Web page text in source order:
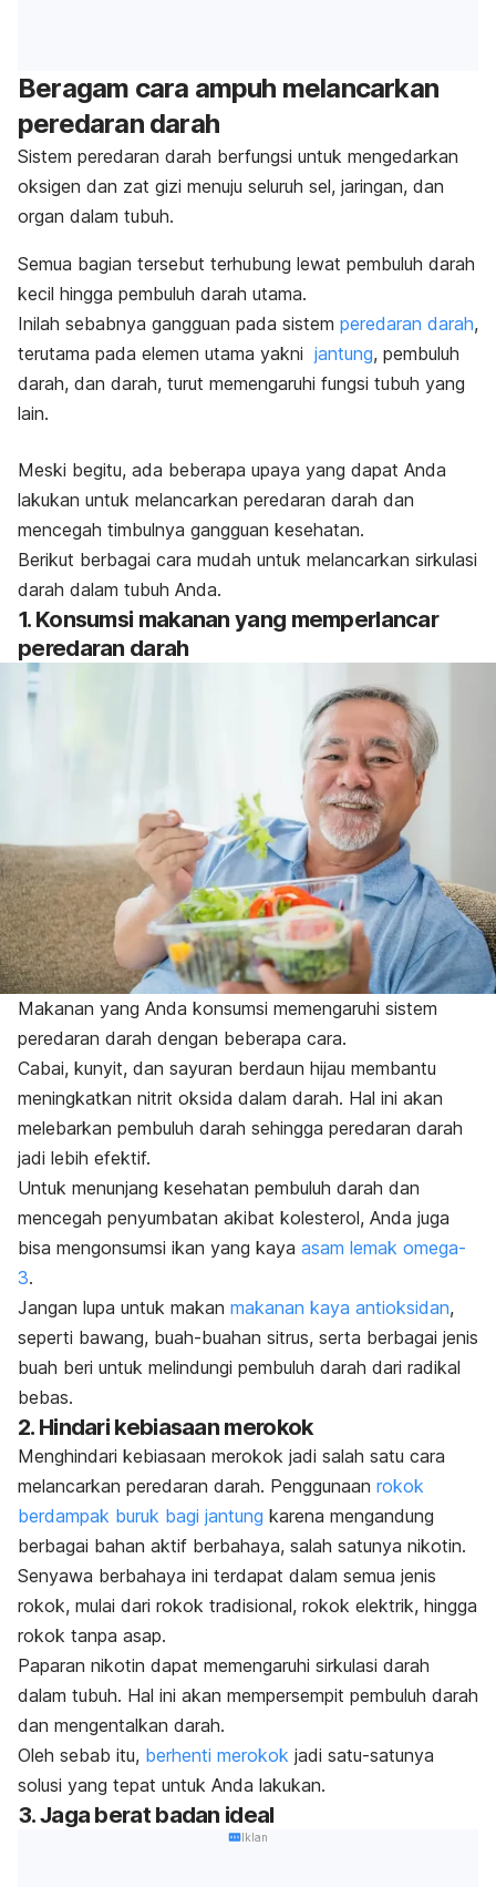
Beragam cara ampuh melancarkan
peredaran darah
Sistem peredaran darah berfungsi untuk mengedarkan
oksigen dan zat gizi menuju seluruh sel, jaringan, dan
organ dalam tubuh.
Semua bagian tersebut terhubung lewat pembuluh darah
kecil hingga pembuluh darah utama.
Inilah sebabnya gangguan pada sistem peredaran darah,
terutama pada elemen utama yakni jantung, pembuluh
darah, dan darah, turut memengaruhi fungsi tubuh yang
lain.
Meski begitu, ada beberapa upaya yang dapat Anda
lakukan untuk melancarkan peredaran darah dan
mencegah timbulnya gangguan kesehatan.
Berikut berbagai cara mudah untuk melancarkan sirkulasi
darah dalam tubuh Anda.
1. Konsumsi makanan yang memperlancar
peredaran darah
Makanan yang Anda konsumsi memengaruhi sistem
peredaran darah dengan beberapa cara.
Cabai, kunyit, dan sayuran berdaun hijau membantu
meningkatkan nitrit oksida dalam darah. Hal ini akan
melebarkan pembuluh darah sehingga peredaran darah
jadi lebih efektif.
Untuk menunjang kesehatan pembuluh darah dan
mencegah penyumbatan akibat kolesterol, Anda juga
bisa mengonsumsi ikan yang kaya asam lemak omega-
3.
Jangan lupa untuk makan makanan kaya antioksidan,
seperti bawang, buah-buahan sitrus, serta berbagai jenis
buah beri untuk melindungi pembuluh darah dari radikal
bebas.
2. Hindari kebiasaan merokok
Menghindari kebiasaan merokok jadi salah satu cara
melancarkan peredaran darah. Penggunaan rokok
berdampak buruk bagi jantung karena mengandung
berbagai bahan aktif berbahaya, salah satunya nikotin.
Senyawa berbahaya ini terdapat dalam semua jenis
rokok, mulai dari rokok tradisional, rokok elektrik, hingga
rokok tanpa asap.
Paparan nikotin dapat memengaruhi sirkulasi darah
dalam tubuh. Hal ini akan mempersempit pembuluh darah
dan mengentalkan darah.
Oleh sebab itu, berhenti merokok jadi satu-satunya
solusi yang tepat untuk Anda lakukan.
3. Jaga berat badan ideal
Iklan